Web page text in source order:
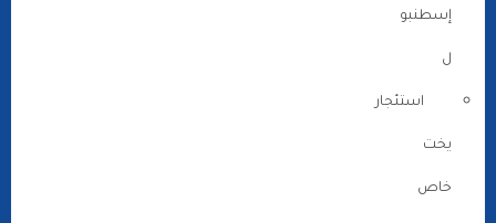
إسطنبو
ل
استئجار
يخت
خاص